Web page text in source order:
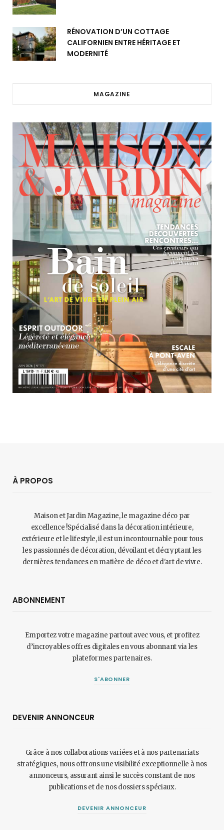
RÉNOVATION D’UN COTTAGE
CALIFORNIEN ENTRE HÉRITAGE ET
MODERNITÉ
MAGAZINE
À PROPOS
Maison et Jardin Magazine, le magazine déco par
excellence !Spécialisé dans la décoration intérieure,
extérieure et le lifestyle, il est un incontournable pour tous
les passionnés de décoration, dévoilant et décryptant les
dernières tendances en matière de déco et d'art de vivre.
ABONNEMENT
Emportez votre magazine partout avec vous, et profitez
d’incroyables offres digitales en vous abonnant via les
plateformes partenaires.
S'ABONNER
DEVENIR ANNONCEUR
Grâce à nos collaborations variées et à nos partenariats
stratégiques, nous offrons une visibilité exceptionnelle à nos
annonceurs, assurant ainsi le succès constant de nos
publications et de nos dossiers spéciaux.
DEVENIR ANNONCEUR